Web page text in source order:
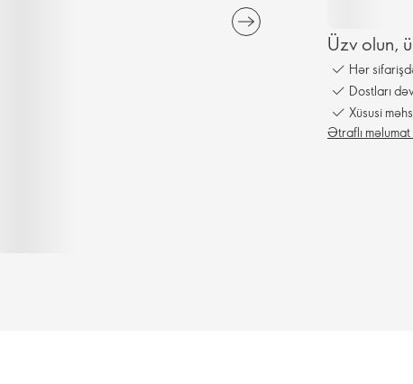
Üzv olun,
Hər
Dostları
Xüsusi
Ətraflı